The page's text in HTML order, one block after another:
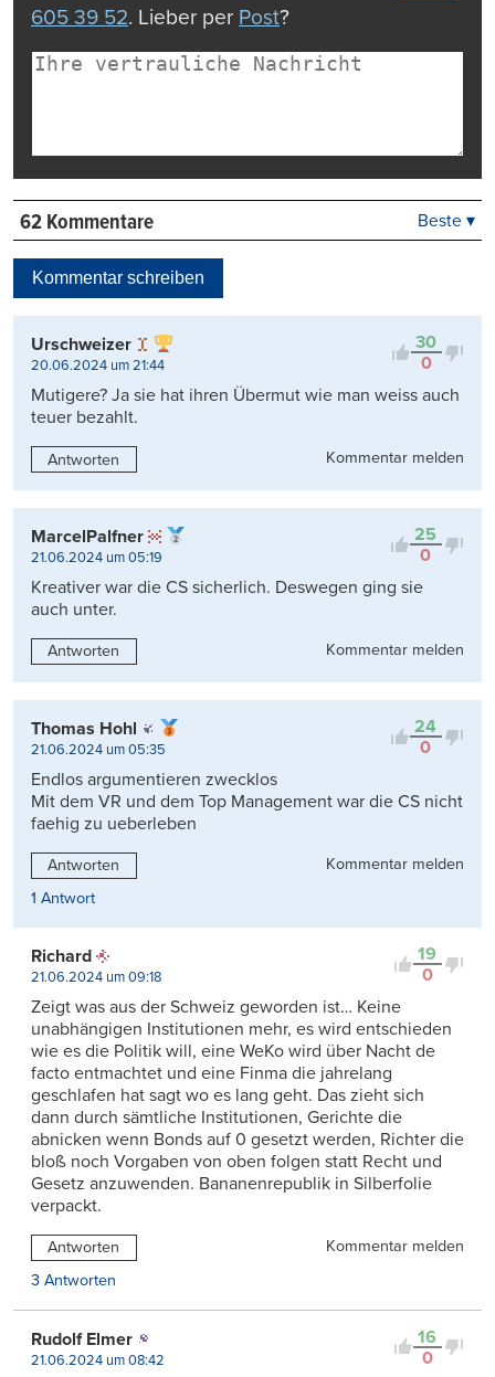
605 39 52. Lieber per Post?
62 Kommentare
Kontrovers
Beste ▾
Kommentar schreiben
30
0
Urschweizer
20.06.2024 um 21:44
Mutigere? Ja sie hat ihren Übermut wie man weiss auch
teuer bezahlt.
Antworten Kommentar melden
25
0
MarcelPalfner
21.06.2024 um 05:19
Kreativer war die CS sicherlich. Deswegen ging sie
auch unter.
Antworten Kommentar melden
24
0
Thomas Hohl
21.06.2024 um 05:35
Endlos argumentieren zwecklos
Mit dem VR und dem Top Management war die CS nicht
faehig zu ueberleben
Antworten
Kommentar melden
1 Antwort
19
0
Richard
21.06.2024 um 09:18
Zeigt was aus der Schweiz geworden ist… Keine
unabhängigen Institutionen mehr, es wird entschieden
wie es die Politik will, eine WeKo wird über Nacht de
facto entmachtet und eine Finma die jahrelang
geschlafen hat sagt wo es lang geht. Das zieht sich
dann durch sämtliche Institutionen, Gerichte die
abnicken wenn Bonds auf 0 gesetzt werden, Richter die
bloß noch Vorgaben von oben folgen statt Recht und
Gesetz anzuwenden. Bananenrepublik in Silberfolie
verpackt.
Antworten
Kommentar melden
3 Antworten
16
0
Rudolf Elmer
21.06.2024 um 08:42